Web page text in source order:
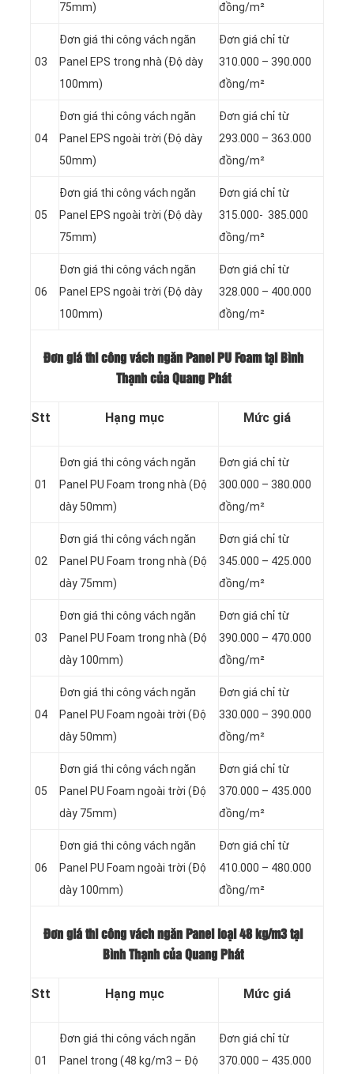
75mm)
đồng/m²
03
Đơn giá thi công vách ngăn
Panel EPS trong nhà (Độ dày
100mm)
Đơn giá chỉ từ
310.000 – 390.000
đồng/m²
04
Đơn giá thi công vách ngăn
Panel EPS ngoài trời (Độ dày
50mm)
Đơn giá chỉ từ
293.000 – 363.000
đồng/m²
05
Đơn giá thi công vách ngăn
Panel EPS ngoài trời (Độ dày
75mm)
Đơn giá chỉ từ
315.000- 385.000
đồng/m²
06
Đơn giá thi công vách ngăn
Panel EPS ngoài trời (Độ dày
100mm)
Đơn giá chỉ từ
328.000 – 400.000
đồng/m²
Đơn giá thi công vách ngăn Panel PU Foam tại Bình
Thạnh của Quang Phát
Stt Hạng mục Mức giá
01
Đơn giá thi công vách ngăn
Panel PU Foam trong nhà (Độ
dày 50mm)
Đơn giá chỉ từ
300.000 – 380.000
đồng/m²
02
Đơn giá thi công vách ngăn
Panel PU Foam trong nhà (Độ
dày 75mm)
Đơn giá chỉ từ
345.000 – 425.000
đồng/m²
03
Đơn giá thi công vách ngăn
Panel PU Foam trong nhà (Độ
dày 100mm)
Đơn giá chỉ từ
390.000 – 470.000
đồng/m²
04
Đơn giá thi công vách ngăn
Panel PU Foam ngoài trời (Độ
dày 50mm)
Đơn giá chỉ từ
330.000 – 390.000
đồng/m²
05
Đơn giá thi công vách ngăn
Panel PU Foam ngoài trời (Độ
dày 75mm)
Đơn giá chỉ từ
370.000 – 435.000
đồng/m²
06
Đơn giá thi công vách ngăn
Panel PU Foam ngoài trời (Độ
dày 100mm)
Đơn giá chỉ từ
410.000 – 480.000
đồng/m²
Đơn giá thi công vách ngăn Panel loại 48 kg/m3 tại
Bình Thạnh của Quang Phát
Stt Hạng mục Mức giá
01
Đơn giá thi công vách ngăn
Panel trong (48 kg/m3 – Độ
Đơn giá chỉ từ
370.000 – 435.000